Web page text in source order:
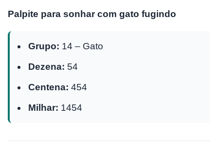
Palpite para sonhar com gato fugindo
Grupo: 14 – Gato
Dezena: 54
Centena: 454
Milhar: 1454